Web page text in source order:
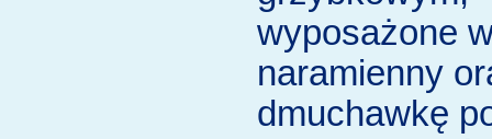
wyposażone
naramienny
dmuchawkę